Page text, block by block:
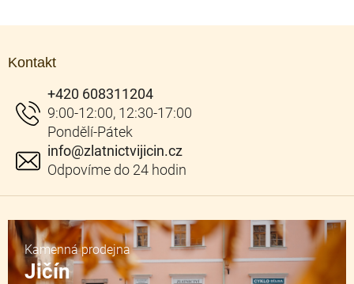
Kontakt
info@zlatnictvijicin.cz
+420 608311204
Kamenná prodejna
Jičín